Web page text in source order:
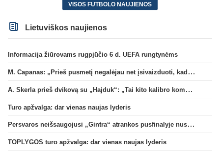
VISOS FUTBOLO NAUJIENOS
Lietuviškos naujienos
Informacija žiūrovams rugpjūčio 6 d. UEFA rungtynėms
M. Capanas: „Prieš pusmetį negalėjau net įsivaizduoti, kad žaisime prieš „Hajduk“
A. Skerla prieš dvikovą su „Hajduk“: „Tai kito kalibro komanda“
Turo apžvalga: dar vienas naujas lyderis
Persvaros neišsaugojusi „Gintra“ atrankos pusfinalyje nusileido Škotijos čempionėms
TOPLYGOS turo apžvalga: dar vienas naujas lyderis